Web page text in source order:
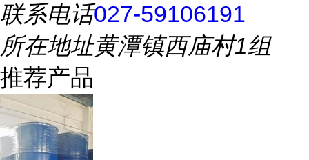
联系电话027-59106191
所在地址黄潭镇西庙村1组
推荐产品